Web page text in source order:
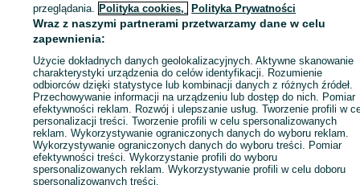
ID:1055729268 Wyświetlenia:
Zadzwoń / SMS Wyślij wiadomość
przeglądania. Polityka cookies, Polityka Prywatności
Wraz z naszymi partnerami przetwarzamy dane w celu
zapewnienia:
Użycie dokładnych danych geolokalizacyjnych. Aktywne skanowanie
charakterystyki urządzenia do celów identyfikacji. Rozumienie
odbiorców dzięki statystyce lub kombinacji danych z różnych źródeł.
Przechowywanie informacji na urządzeniu lub dostęp do nich. Pomiar
efektywności reklam. Rozwój i ulepszanie usług. Tworzenie profili w
personalizacji treści. Tworzenie profili w celu spersonalizowanych
reklam. Wykorzystywanie ograniczonych danych do wyboru reklam.
Wykorzystywanie ograniczonych danych do wyboru treści. Pomiar
efektywności treści. Wykorzystanie profili do wyboru
spersonalizowanych reklam. Wykorzystywanie profili w celu doboru
spersonalizowanych treści.